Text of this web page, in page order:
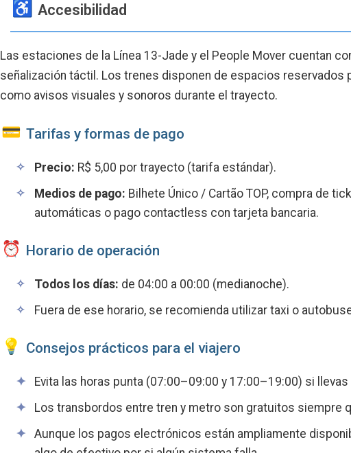
Accesibilidad
Las estaciones de la Línea 13-Jade y el People Mover cuentan
señalización táctil. Los trenes disponen de espacios reservados
como avisos visuales y sonoros durante el trayecto.
Tarifas y formas de pago
Precio: R$ 5,00 por trayecto (tarifa estándar).
Medios de pago: Bilhete Único / Cartão TOP, compra de
automáticas o pago contactless con tarjeta bancaria.
Horario de operación
Todos los días: de 04:00 a 00:00 (medianoche).
Fuera de ese horario, se recomienda utilizar taxi o
Consejos prácticos para el viajero
Evita las horas punta (07:00–09:00 y 17:00–19:00) si
Los transbordos entre tren y metro son gratuitos siempre
Aunque los pagos electrónicos están ampliamente